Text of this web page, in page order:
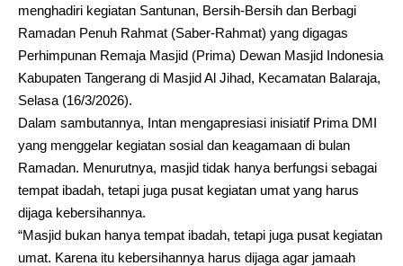
menghadiri kegiatan Santunan, Bersih-Bersih dan Berbagi
Ramadan Penuh Rahmat (Saber-Rahmat) yang digagas
Perhimpunan Remaja Masjid (Prima) Dewan Masjid Indonesia
Kabupaten Tangerang di Masjid Al Jihad, Kecamatan Balaraja,
Selasa (16/3/2026).
Dalam sambutannya, Intan mengapresiasi inisiatif Prima DMI
yang menggelar kegiatan sosial dan keagamaan di bulan
Ramadan. Menurutnya, masjid tidak hanya berfungsi sebagai
tempat ibadah, tetapi juga pusat kegiatan umat yang harus
dijaga kebersihannya.
“Masjid bukan hanya tempat ibadah, tetapi juga pusat kegiatan
umat. Karena itu kebersihannya harus dijaga agar jamaah